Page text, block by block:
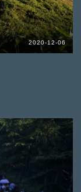
2020-12-06